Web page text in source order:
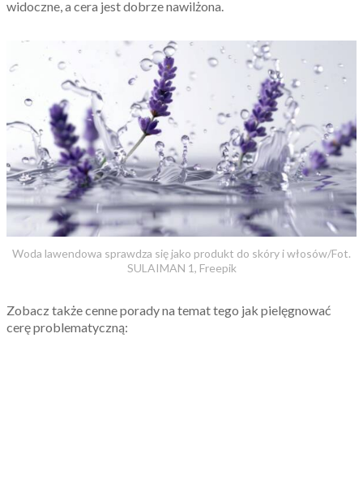
widoczne, a cera jest dobrze nawilżona.
Woda lawendowa sprawdza się jako produkt do skóry i włosów/Fot.
SULAIMAN 1, Freepik
Zobacz także cenne porady na temat tego jak pielęgnować
cerę problematyczną: